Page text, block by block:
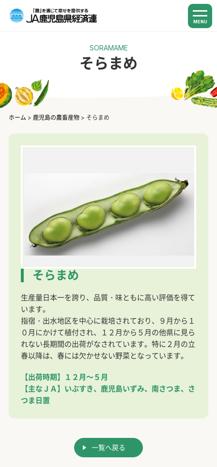
MENU
SORAMAME
そらまめ
ホーム > 鹿児島の農畜産物> そらまめ
そらまめ
生産量日本一を誇り、品質・味ともに高い評価を得て
います。
指宿・出水地区を中心に栽培されており、９月から１
０月にかけて植付され、１２月から５月の他県に見ら
れない長期間の出荷がなされています。特に２月の立
春以降は、春には欠かせない野菜となっています。
【出荷時期】１２月～５月
【主なＪＡ】 いぶすき、鹿児島いずみ、南さつま、さ
つま日置
一覧へ戻る